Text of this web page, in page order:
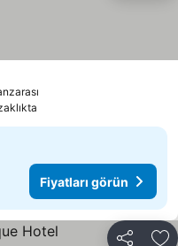
Fiyatları görün